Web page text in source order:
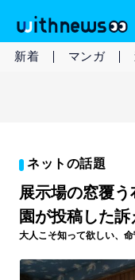
新着 マンガ
ネットの話題
展示場の窓覆
園が投稿した訴
大人こそ知って欲しい、